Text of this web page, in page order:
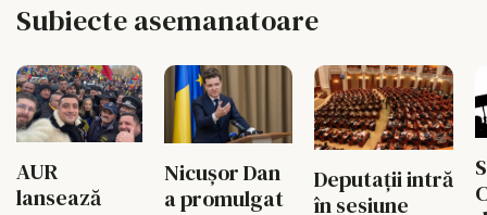
Subiecte asemanatoare
AUR
lansează
Nicușor Dan
a promulgat
Deputații intră
în sesiune